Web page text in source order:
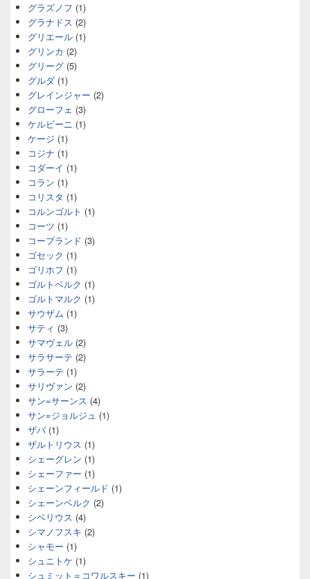
グラズノフ (1)
グラナドス (2)
グリエール (1)
グリンカ (2)
グリーグ (5)
グルダ (1)
グレインジャー (2)
グローフェ (3)
ケルビーニ (1)
ケージ (1)
コジナ (1)
コダーイ (1)
コラン (1)
コリスタ (1)
コルンゴルト (1)
コーツ (1)
コープランド (3)
ゴセック (1)
ゴリホフ (1)
ゴルトベルク (1)
ゴルトマルク (1)
サウザム (1)
サティ (3)
サマヴェル (2)
サラサーテ (2)
サラーテ (1)
サリヴァン (2)
サン=サーンス (4)
サン=ジョルジュ (1)
ザバ(1)
ザルトリウス (1)
シェーグレン (1)
シェーファー (1)
シェーンフィールド (1)
シェーンベルク (2)
シベリウス (4)
シマノフスキ (2)
シャモー (1)
シュニトケ (1)
シュミット＝コワルスキー (1)